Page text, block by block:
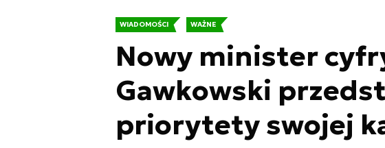
WIADOMOŚCI WAŻNE
Nowy minister
Gawkowski
priorytety swojej